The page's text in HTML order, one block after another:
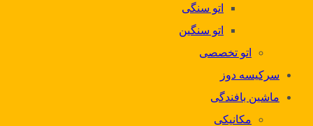
اتو سنگی
اتو سنگین
اتو تخصصی
سرکیسه دوز
ماشین بافندگی
مکانیکی